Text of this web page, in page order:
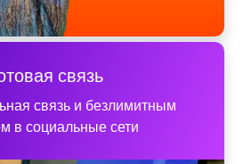
связь
связь и безлимитным
в социальные сети